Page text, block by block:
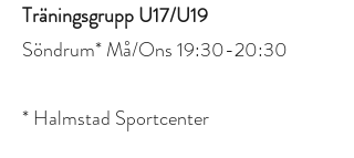
Träningsgrupp U17/U19
Söndrum* Må/Ons 19:30-20:30
* Halmstad Sportcenter